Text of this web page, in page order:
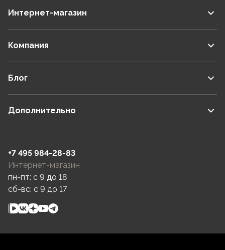
Интернет-магазин
Компания
Блог
Дополнительно
+7 495 984-28-83
Интернет-магазин
пн-пт: c 9 до 18
сб-вс: c 9 до 17